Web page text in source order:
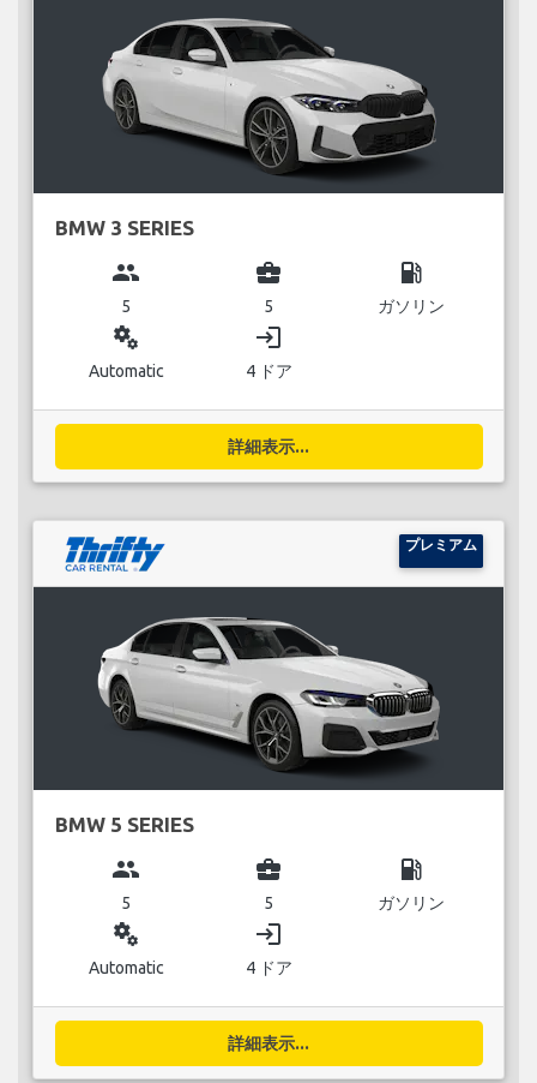
BMW 3 SERIES
group
5
business_center
5
local_gas_station
ガソリン
miscellaneous_services
Automatic
login
4 ドア
詳細表示...
プレミアム
BMW 5 SERIES
group
5
business_center
5
local_gas_station
ガソリン
miscellaneous_services
Automatic
login
4 ドア
詳細表示...